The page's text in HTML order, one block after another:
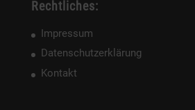
Rechtliches:
Impressum
Datenschutzerklärung
Kontakt